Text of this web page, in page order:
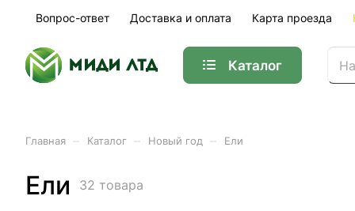
Вопрос-ответ Доставка и оплата Карта проезда
Каталог
Главная Каталог Новый год Ели
Ели 32 товара